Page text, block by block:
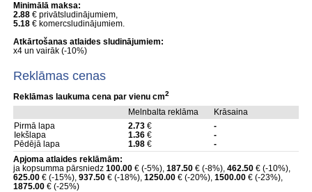
Minimālā maksa:
2.88€ privātsludinājumiem,
5.18€ komercsludinājumiem.
Atkārtošanas atlaides sludinājumiem:
x4 un vairāk (-10%)
Reklāmas cenas
Reklāmas laukuma cena par vienu cm2
Melnbalta reklāma
Krāsaina
Pirmā lapa
2.73€
-
Iekšlapa
1.36€
-
Pēdējā lapa
1.98€
-
Apjoma atlaides reklāmām:
ja kopsumma pārsniedz 100.00€ (-5%), 187.50€ (-8%), 462.50€ (-10%),
625.00€ (-15%), 937.50€ (-18%), 1250.00€ (-20%), 1500.00€ (-23%),
1875.00€ (-25%)